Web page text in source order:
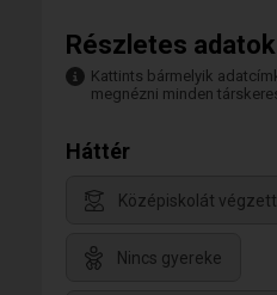
Részletes adatok
Kattints bármelyik
megnézni minden
Háttér
Középiskolát végzett
Nincs gyereke